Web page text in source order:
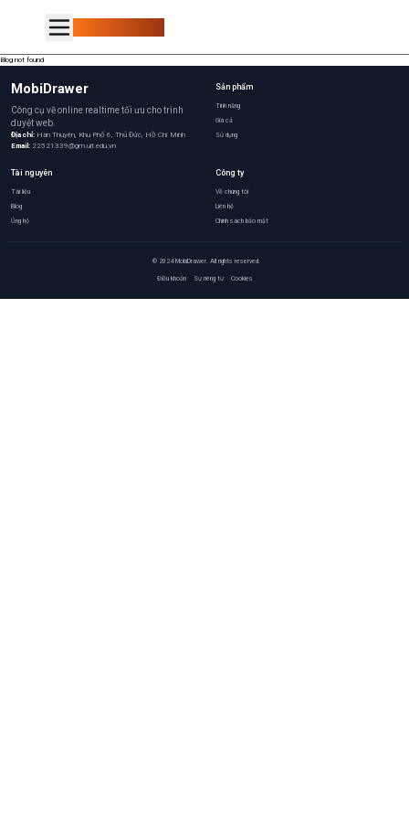
Blog not found
MobiDrawer
Công cụ vẽ online realtime tối ưu cho trình
duyệt web.
Địa chỉ: Hàn Thuyên, Khu Phố 6, Thủ Đức, Hồ Chí Minh
Email: 22521339@gm.uit.edu.vn
Sản phẩm
Tính năng
Giá cả
Sử dụng
Tài nguyên
Tài liệu
Blog
Ủng hộ
Công ty
Về chúng tôi
Liên hệ
Chính sách bảo mật
© 2024 MobiDrawer. All rights reserved.
Điều khoản Sự riêng tư Cookies